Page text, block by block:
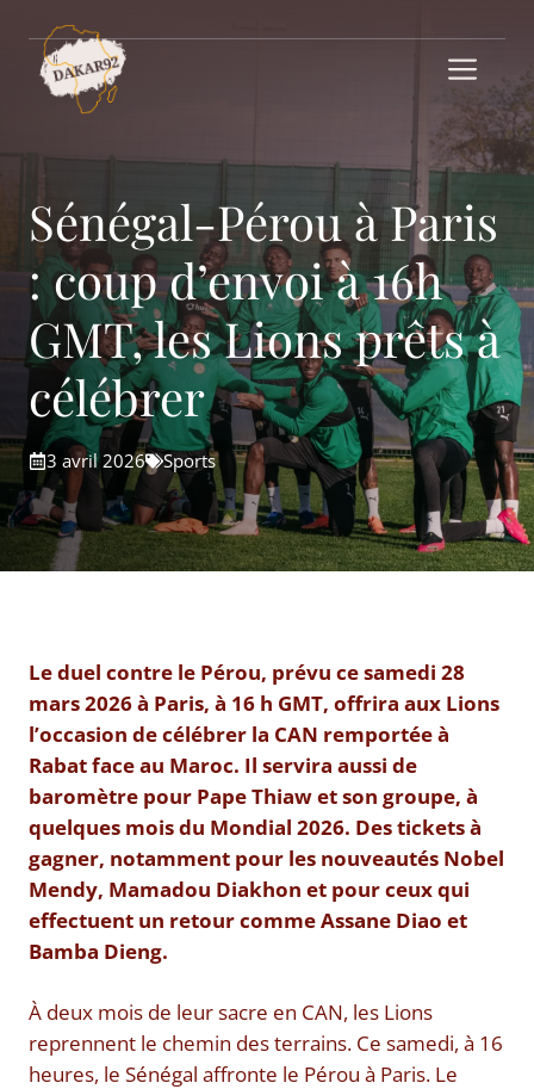
contenu
Sénégal-Pérou à Paris
: coup d’envoi à 16h
GMT, les Lions prêts à
célébrer
3 avril 2026 Sports
Le duel contre le Pérou, prévu ce samedi 28
mars 2026 à Paris, à 16 h GMT, offrira aux Lions
l’occasion de célébrer la CAN remportée à
Rabat face au Maroc. Il servira aussi de
baromètre pour Pape Thiaw et son groupe, à
quelques mois du Mondial 2026. Des tickets à
gagner, notamment pour les nouveautés Nobel
Mendy, Mamadou Diakhon et pour ceux qui
effectuent un retour comme Assane Diao et
Bamba Dieng.
À deux mois de leur sacre en CAN, les Lions
reprennent le chemin des terrains. Ce samedi, à 16
heures, le Sénégal affronte le Pérou à Paris. Le